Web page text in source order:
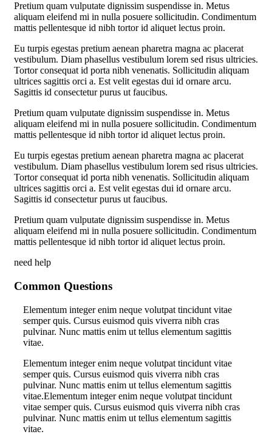
Pretium quam vulputate dignissim suspendisse in. Metus
aliquam eleifend mi in nulla posuere sollicitudin. Condimentum
mattis pellentesque id nibh tortor id aliquet lectus proin.
Eu turpis egestas pretium aenean pharetra magna ac placerat
vestibulum. Diam phasellus vestibulum lorem sed risus ultricies.
Tortor consequat id porta nibh venenatis. Sollicitudin aliquam
ultrices sagittis orci a. Est velit egestas dui id ornare arcu.
Sagittis id consectetur purus ut faucibus.
Pretium quam vulputate dignissim suspendisse in. Metus
aliquam eleifend mi in nulla posuere sollicitudin. Condimentum
mattis pellentesque id nibh tortor id aliquet lectus proin.
Eu turpis egestas pretium aenean pharetra magna ac placerat
vestibulum. Diam phasellus vestibulum lorem sed risus ultricies.
Tortor consequat id porta nibh venenatis. Sollicitudin aliquam
ultrices sagittis orci a. Est velit egestas dui id ornare arcu.
Sagittis id consectetur purus ut faucibus.
Pretium quam vulputate dignissim suspendisse in. Metus
aliquam eleifend mi in nulla posuere sollicitudin. Condimentum
mattis pellentesque id nibh tortor id aliquet lectus proin.
need help
Common Questions
Elementum integer enim neque volutpat tincidunt vitae
semper quis. Cursus euismod quis viverra nibh cras
pulvinar. Nunc mattis enim ut tellus elementum sagittis
vitae.
Elementum integer enim neque volutpat tincidunt vitae
semper quis. Cursus euismod quis viverra nibh cras
pulvinar. Nunc mattis enim ut tellus elementum sagittis
vitae.Elementum integer enim neque volutpat tincidunt
vitae semper quis. Cursus euismod quis viverra nibh cras
pulvinar. Nunc mattis enim ut tellus elementum sagittis
vitae.